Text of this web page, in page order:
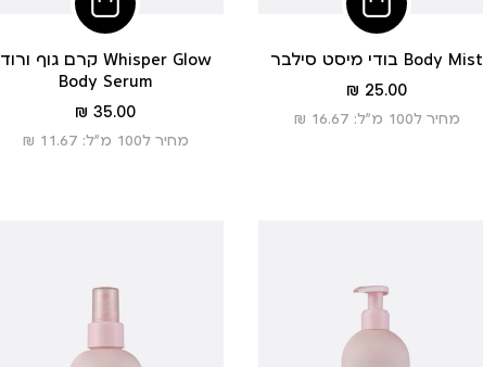
הוסיפי
לסל
בודי מיסט סילבר Body Mist
מחיר
מוצר
25.00 ₪
מחיר ל100 מ”ל: 16.67 ₪
הוסיפי
לסל
קרם גוף ורוד Whisper Glow
Body Serum
מחיר
מוצר
35.00 ₪
מחיר ל100 מ”ל: 11.67 ₪